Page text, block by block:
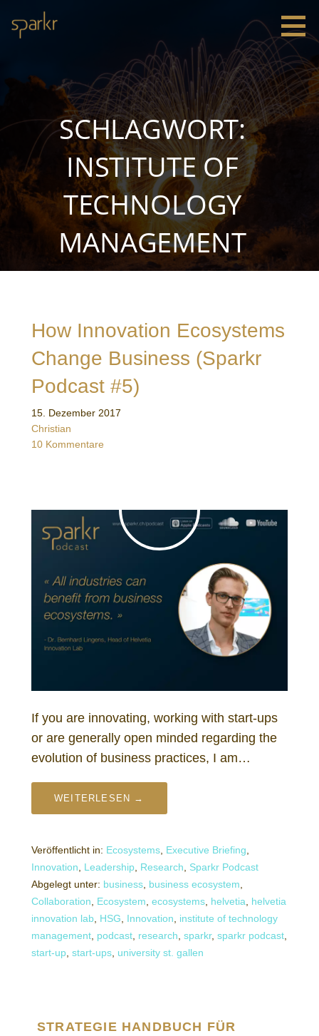
Inhalt
springen
|
SCHLAGWORT:
INSTITUTE OF
TECHNOLOGY
MANAGEMENT
How Innovation Ecosystems
Change Business (Sparkr
Podcast #5)
15. Dezember 2017
Christian
10 Kommentare
If you are innovating, working with start-ups
or are generally open minded regarding the
evolution of business practices, I am…
WEITERLESEN →
Veröffentlicht in: Ecosystems Executive Briefing
Innovation
Leadership Research
Sparkr Podcast
Abgelegt unter: business business ecosystem
Collaboration
Ecosystem ecosystems helvetia
helvetia
innovation lab HSG Innovation
institute of technology
management podcast research sparkr, sparkr podcast
start-up start-ups university st. gallen
STRATEGIE HANDBUCH FÜR